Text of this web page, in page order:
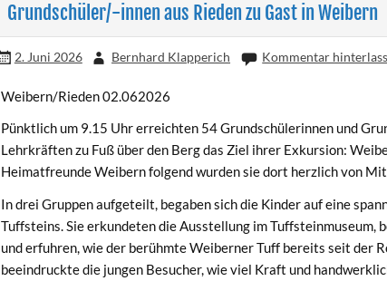
Grundschüler/-innen aus Rieden zu Gast in Weibern
2. Juni 2026 Bernhard Klapperich Kommentar
Weibern/Rieden 02.062026
Pünktlich um 9.15 Uhr erreichten 54 Grundschülerinnen und
Lehrkräften zu Fuß über den Berg das Ziel ihrer Exkursion:
Heimatfreunde Weibern folgend wurden sie dort herzlich von
In drei Gruppen aufgeteilt, begaben sich die Kinder auf eine
Tuffsteins. Sie erkundeten die Ausstellung im
und erfuhren, wie der berühmte Weiberner Tuff bereits seit der
beeindruckte die jungen Besucher, wie viel Kraft und